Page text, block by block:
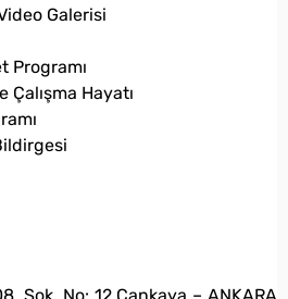
Galerisi
Programı
Çalışma Hayatı